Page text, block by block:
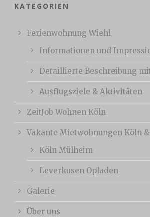
KATEGORIEN
Ferienwohnung Wiehl
Informationen und
Detaillierte Beschreibung
Ausflugsziele & Aktivitäten
ZeitJob Wohnen Köln
Vakante Mietwohnungen Köln
Köln Mülheim
Leverkusen Opladen
Galerie
Über uns